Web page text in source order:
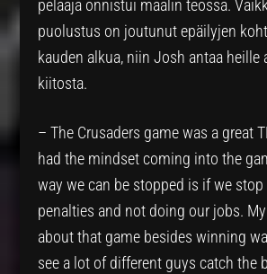
pelaaja onnistui maalin teossa.
puolustus on joutunut epäilyjen
kauden alkua, niin Josh antaa heille
kiitosta.
– The Crusaders game was a great
had the mindset coming into the
way we can be stopped is if we
penalties and not doing our jobs.
about that game besides winning
see a lot of different guys catch the